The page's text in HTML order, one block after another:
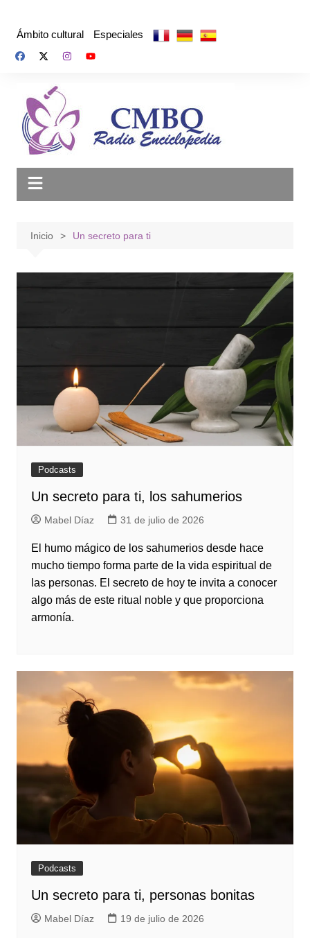
Ámbito cultural Especiales
Inicio Un secreto para ti
Podcasts
Un secreto para ti, los sahumerios
Mabel Díaz 31 de julio de 2026
El humo mágico de los sahumerios desde hace
mucho tiempo forma parte de la vida espiritual de
las personas. El secreto de hoy te invita a conocer
algo más de este ritual noble y que proporciona
armonía.
Podcasts
Un secreto para ti, personas bonitas
Mabel Díaz 19 de julio de 2026